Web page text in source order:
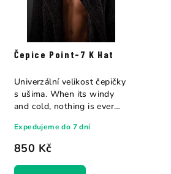
Čepice Point-7 K Hat
850 Kč
Expedujeme do 7 dní
Univerzální velikost čepičky
s ušima. When its windy
and cold, nothing is ever